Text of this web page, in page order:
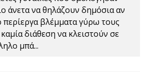
άνετα να θηλάζουν δημόσια αν
βλέμματα γύρω τους
διάθεση να κλειστούν σε
μπά...